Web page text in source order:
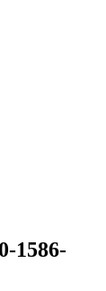
1586-